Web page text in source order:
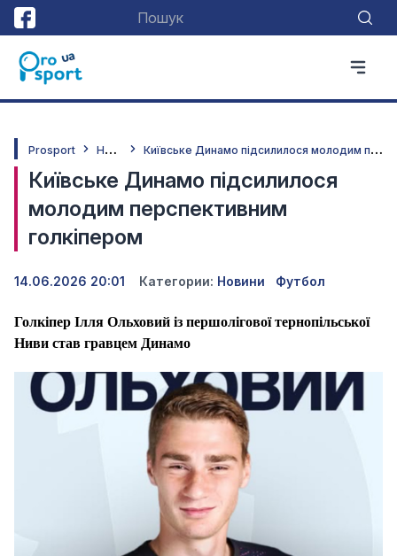
Prosport Н
овини К
иївське Динамо підсилилося молодим перспективним голкіпером
Київське Динамо підсилилося
молодим перспективним
голкіпером
14.06.2026 20:01 Категории: Новини Футбол
Голкіпер Ілля Ольховий із першолігової тернопільської
Ниви став гравцем Динамо